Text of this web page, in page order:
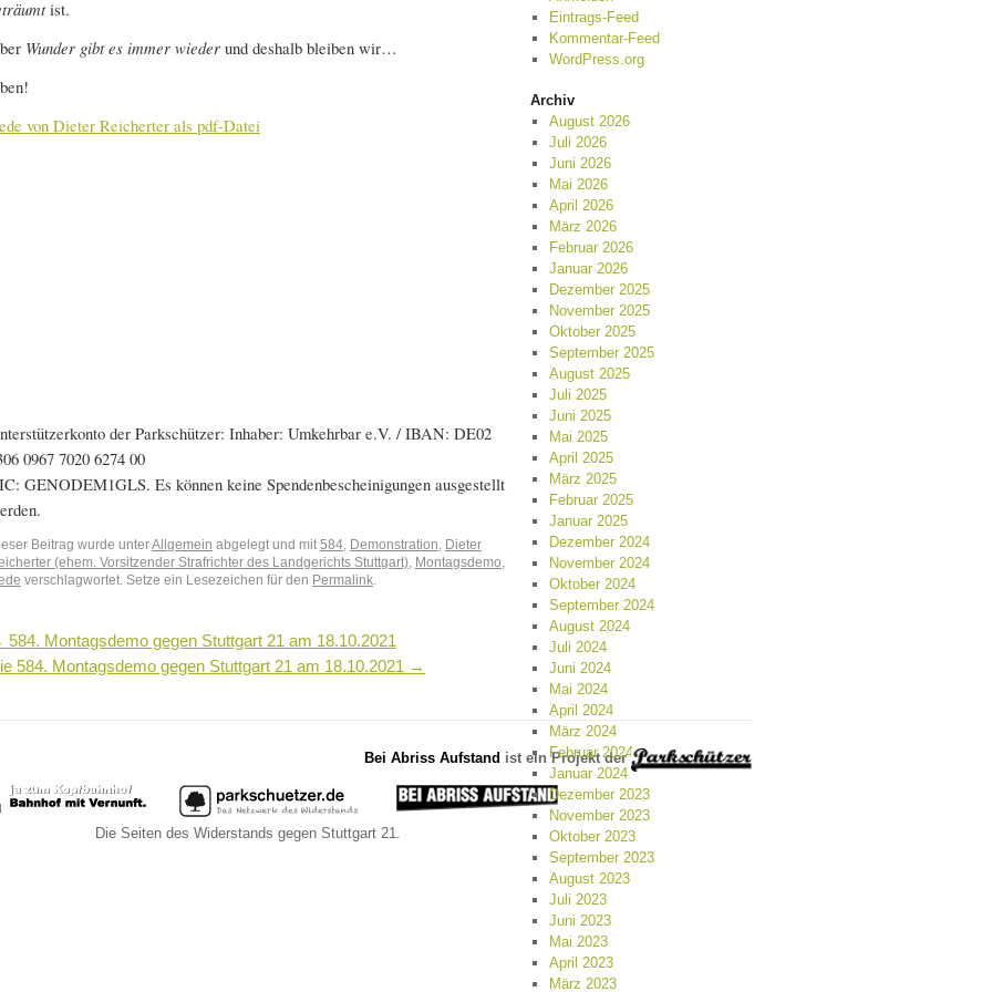
ist.
Wunder gibt es immer wieder und deshalb bleiben wir…
von Dieter Reicherter als pdf-Datei
der Parkschützer: Inhaber: Umkehrbar e.V. / IBAN: DE02
0967 7020 6274 00
GENODEM1GLS. Es können keine Spendenbescheinigungen ausgestellt
Beitrag wurde unterAllgemein abgelegt und mit 584 Demonstration
Dieter
(ehem. Vorsitzender Strafrichter des Landgerichts Stuttgart) Montagsdemo
verschlagwortet. Setze ein Lesezeichen für den Permalink
584. Montagsdemo gegen Stuttgart 21 am 18.10.2021
584. Montagsdemo gegen Stuttgart 21 am 18.10.2021 →
Eintrags-Feed
Kommentar-Feed
WordPress.org
Archiv
August 2026
Juli 2026
Juni 2026
Mai 2026
April 2026
März 2026
Februar 2026
Januar 2026
Dezember 2025
November 2025
Oktober 2025
September 2025
August 2025
Juli 2025
Juni 2025
Mai 2025
April 2025
März 2025
Februar 2025
Januar 2025
Dezember 2024
November 2024
Oktober 2024
September 2024
August 2024
Juli 2024
Juni 2024
Mai 2024
April 2024
März 2024
Februar 2024
Januar 2024
Dezember 2023
November 2023
Oktober 2023
September 2023
August 2023
Juli 2023
Juni 2023
Mai 2023
April 2023
März 2023
Bei Abriss Aufstand ist ein Projekt der
Die Seiten des Widerstands gegen Stuttgart 21.